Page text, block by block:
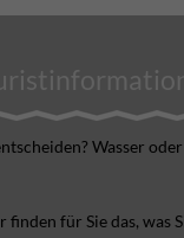
Wasser
finden für Sie das, was